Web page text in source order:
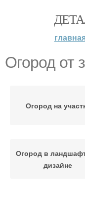
Огород от
Огород на
Огород в
дизайне